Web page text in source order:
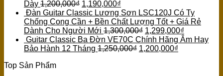
Dày 1,200,000₫ 1,190,000₫
Đàn Guitar Classic Lương Sơn LSC120J Có Ty
Chống Cong Cần + Bền Chất Lượng Tốt + Giá Rẻ
Dành Cho Người Mới 1,300,000₫ 1,299,000₫
Guitar Classic Ba Đờn VE70C Chính Hãng Âm Hay
Bảo Hành 12 Tháng 1,250,000₫ 1,200,000₫
Top Sản Phẩm